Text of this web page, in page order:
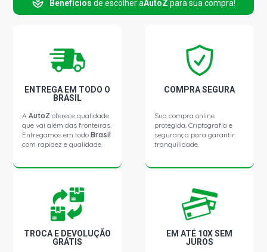
(2007 - 2013)
Benefícios de escolher aAutoZ para sua compra!
ENTREGA EM TODO O
BRASIL
AAutoZ oferece qualidade
que vai além das fronteiras.
Entregamos em todoBrasil
com rapidez e qualidade.
COMPRA SEGURA
Sua compra online
protegida. Criptografia e
segurança para garantir
tranquilidade.
TROCA E DEVOLUÇÃO
GRÁTIS
EM ATÉ 10X SEM
JUROS